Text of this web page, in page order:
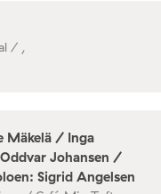
/ ,
Mäkelä / Inga
Johansen /
Sigrid Angelsen